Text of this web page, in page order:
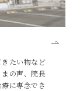
たい物など
の声、院長
に専念でき